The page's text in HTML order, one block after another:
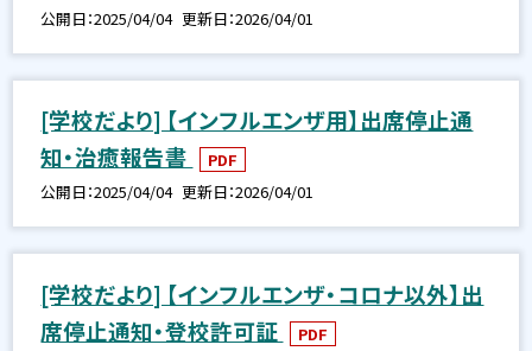
公開日 2025/04/04 更新日 2026/04/01
[学校だより] 【インフルエンザ用】出席停止通
知・治癒報告書
PDF
公開日 2025/04/04 更新日 2026/04/01
[学校だより] 【インフルエンザ・コロナ以外】出
席停止通知・登校許可証
PDF